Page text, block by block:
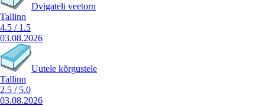
Dvigateli veetorn
Tallinn
4.5 / 1.5
03.08.2026
Uutele kõrgustele
Tallinn
2.5 / 5.0
03.08.2026